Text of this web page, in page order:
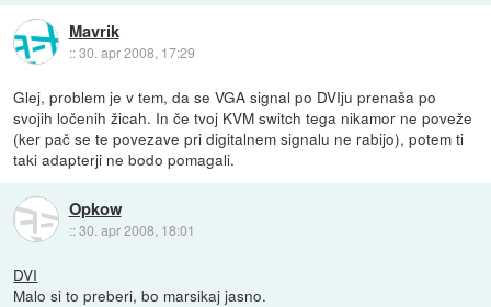
Mavrik
::30. apr 2008, 17:29
Glej, problem je v tem, da se VGA signal po DVIju prenaša po
svojih ločenih žicah. In če tvoj KVM switch tega nikamor ne poveže
(ker pač se te povezave pri digitalnem signalu ne rabijo), potem ti
taki adapterji ne bodo pomagali.
Opkow
::30. apr 2008, 18:01
DVI
Malo si to preberi, bo marsikaj jasno.